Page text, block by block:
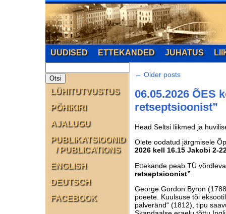
UUDISED ETTEKANDED JUHATUS
← Older posts
06.05.2026 ÕES
retseptsioonist”
Head Seltsi liikmed ja
Olete oodatud järgmisele
2026 kell 16.15 Jakobi 2-
Ettekande peab TÜ
retseptsioonist”
George Gordon Byron
poeete. Kuulsuse tõi
palveränd“ (1812), tipu
LÜHITUTVUSTUS
PÕHIKIRI
AJALUGU
PUBLIKATSIOONID
/ PUBLICATIONS
ENGLISH
DEUTSCH
FACEBOOK